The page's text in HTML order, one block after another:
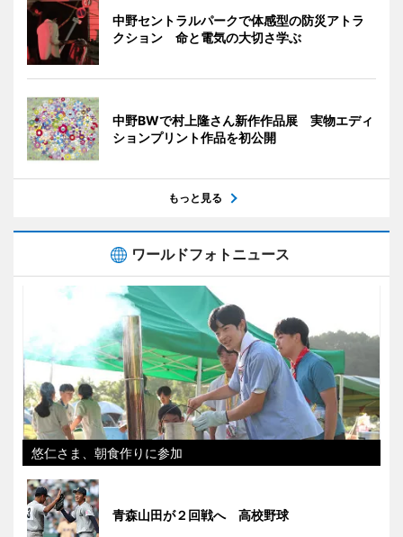
中野セントラルパークで体感型の防災アトラ
クション 命と電気の大切さ学ぶ
中野BWで村上隆さん新作作品展 実物エディ
ションプリント作品を初公開
もっと見る
ワールドフォトニュース
悠仁さま、朝食作りに参加
青森山田が２回戦へ 高校野球